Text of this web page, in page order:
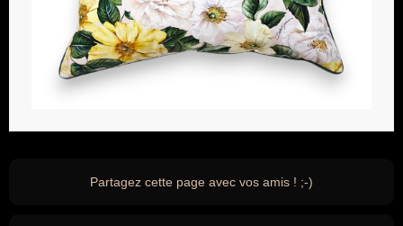
Partagez cette page avec vos amis ! ;-)